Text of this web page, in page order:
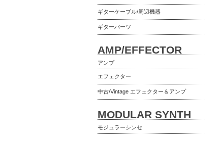
ギターケーブル/周辺機器
ギターパーツ
AMP/EFFECTOR
アンプ
エフェクター
中古/Vintage エフェクター＆アンプ
MODULAR SYNTH
モジュラーシンセ